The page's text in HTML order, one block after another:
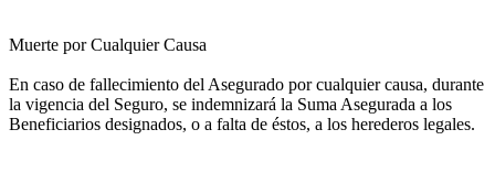
Muerte por Cualquier Causa
En caso de fallecimiento del Asegurado por cualquier causa, durante
la vigencia del Seguro, se indemnizará la Suma Asegurada a los
Beneficiarios designados, o a falta de éstos, a los herederos legales.